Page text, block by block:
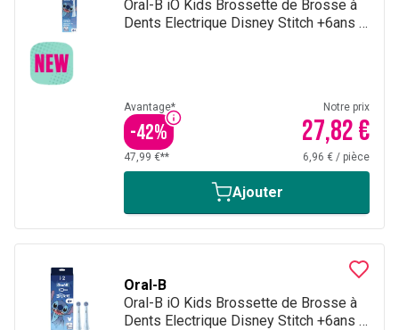
Oral-B iO Kids Brossette de Brosse à
Dents Electrique Disney Stitch +6ans 4
Avantage*
-42%
Notre prix
27,82 €
47,99 €** 6,96 € / pièce
Ajouter
Oral-B
Oral-B iO Kids Brossette de Brosse à
Dents Electrique Disney Stitch +6ans 2